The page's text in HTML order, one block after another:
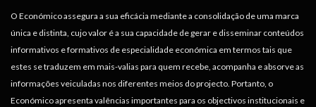
O Económico assegura a sua eficácia mediante a consolidação de uma marca
única e distinta, cujo valor é a sua capacidade de gerar e disseminar conteúdos
informativos e formativos de especialidade económica em termos tais que
estes se traduzem em mais-valias para quem recebe, acompanha e absorve as
informações veiculadas nos diferentes meios do projecto. Portanto, o
Económico apresenta valências importantes para os objectivos institucionais e